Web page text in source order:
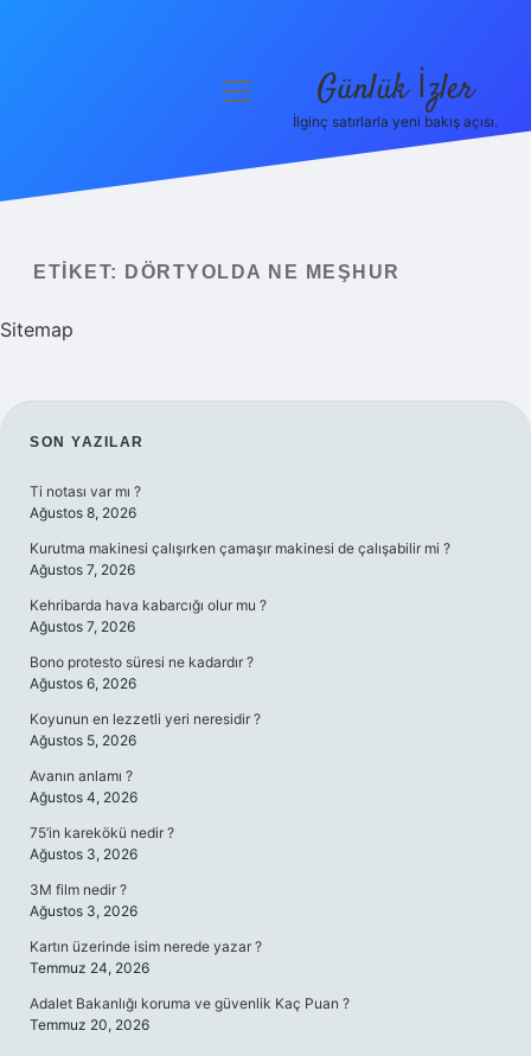
Yasal Uyarı
Hakkımızda
menüyü
Günlük İzler
İlginç satırlarla yeni bakış açısı.
ETIKET: DÖRTYOLDA NE MEŞHUR
Sitemap
SIDEBAR
SON YAZILAR
Ti notası var mı ?
Ağustos 8, 2026
Kurutma makinesi çalışırken çamaşır makinesi de çalışabilir mi ?
Ağustos 7, 2026
Kehribarda hava kabarcığı olur mu ?
Ağustos 7, 2026
Bono protesto süresi ne kadardır ?
Ağustos 6, 2026
Koyunun en lezzetli yeri neresidir ?
Ağustos 5, 2026
Avanın anlamı ?
Ağustos 4, 2026
75’in karekökü nedir ?
Ağustos 3, 2026
3M film nedir ?
Ağustos 3, 2026
Kartın üzerinde isim nerede yazar ?
Temmuz 24, 2026
Adalet Bakanlığı koruma ve güvenlik Kaç Puan ?
Temmuz 20, 2026